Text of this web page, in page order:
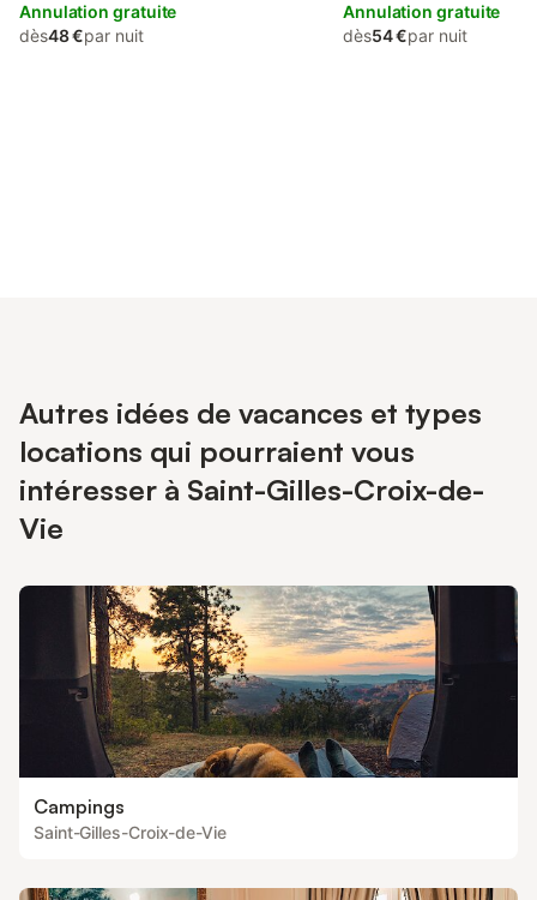
Loire
Annulation gratuite
dès48 €par nuit
Loire
Annulation gratuite
dès54 €par nuit
Autres idées de vacances et types
locations qui pourraient vous
intéresser à Saint-Gilles-Croix-de-
Vie
Campings
Saint-Gilles-Croix-de-Vie